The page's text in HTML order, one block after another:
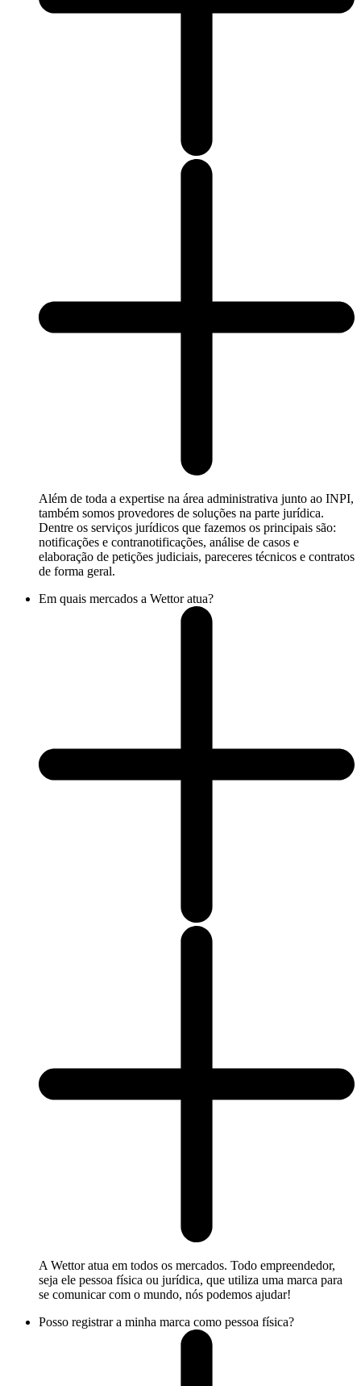
Além de toda a expertise na área administrativa junto ao INPI,
também somos provedores de soluções na parte jurídica.
Dentre os serviços jurídicos que fazemos os principais são:
notificações e contranotificações, análise de casos e
elaboração de petições judiciais, pareceres técnicos e contratos
de forma geral.
Em quais mercados a Wettor atua?
A Wettor atua em todos os mercados. Todo empreendedor,
seja ele pessoa física ou jurídica, que utiliza uma marca para
se comunicar com o mundo, nós podemos ajudar!
Posso registrar a minha marca como pessoa física?